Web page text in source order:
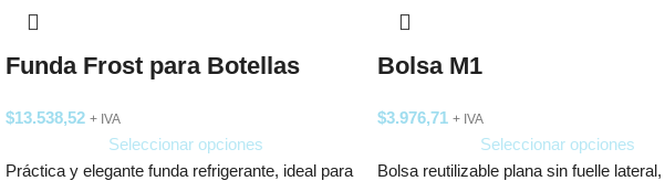
Funda Frost para Botellas
$13.538,52 + IVA
Seleccionar opciones
Práctica y elegante funda refrigerante, ideal para
Bolsa M1
$3.976,71 + IVA
Seleccionar opciones
Bolsa reutilizable plana sin fuelle